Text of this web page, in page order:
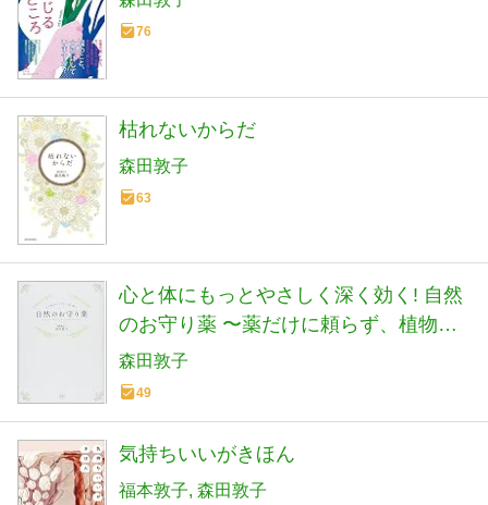
76
枯れないからだ
森田敦子
63
心と体にもっとやさしく深く効く! 自然
のお守り薬 〜薬だけに頼らず、植物の
力で不調を治す! 〜
森田敦子
49
気持ちいいがきほん
福本敦子 森田敦子